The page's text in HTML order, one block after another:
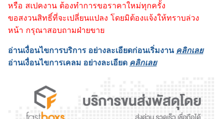
หรือ สเปคงาน ต้องทำการขอราคาใหม่ทุกครั้ง
ขอสงวนสิทธิ์ที่จะเปลี่ยนแปลง โดยมิต้องแจ้งให้ทราบล่วง
หน้า กรุณาสอบถามฝ่ายขาย
อ่านเงื่อนไขการบริการ อย่างละเอียดก่อนเริ่มงาน คลิกเลย
อ่านเงื่อนไขการเคลม อย่างละเอียด คลิกเลย